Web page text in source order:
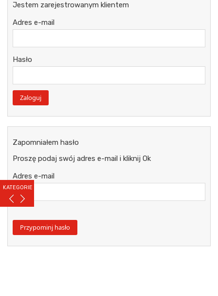
KATEGORIE
Jestem zarejestrowanym klientem
Adres e-mail
Hasło
Zapomniałem hasło
Proszę podaj swój adres e-mail i kliknij Ok
Adres e-mail